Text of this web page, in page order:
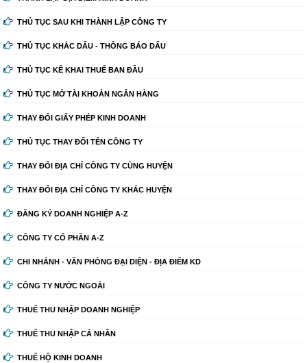
THỦ TỤC SAU KHI THÀNH LẬP CÔNG TY
THỦ TỤC KHẮC DẤU - THÔNG BÁO DẤU
THỦ TỤC KÊ KHAI THUẾ BAN ĐẦU
THỦ TỤC MỞ TÀI KHOẢN NGÂN HÀNG
THAY ĐỔI GIẤY PHÉP KINH DOANH
THỦ TỤC THAY ĐỔI TÊN CÔNG TY
THAY ĐỔI ĐỊA CHỈ CÔNG TY CÙNG HUYỆN
THAY ĐỔI ĐỊA CHỈ CÔNG TY KHÁC HUYỆN
ĐĂNG KÝ DOANH NGHIỆP A-Z
CÔNG TY CỔ PHẦN A-Z
CHI NHÁNH - VĂN PHÒNG ĐẠI DIỆN - ĐỊA ĐIỂM KD
CÔNG TY NƯỚC NGOÀI
THUẾ THU NHẬP DOANH NGHIỆP
THUẾ THU NHẬP CÁ NHÂN
THUẾ HỘ KINH DOANH